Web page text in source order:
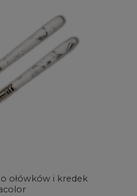
ołówków i kredek